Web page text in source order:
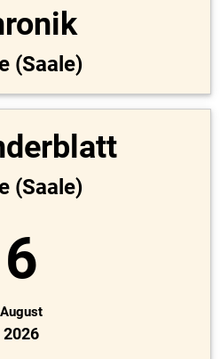
(Saale)
(Saale)
6
August
2026